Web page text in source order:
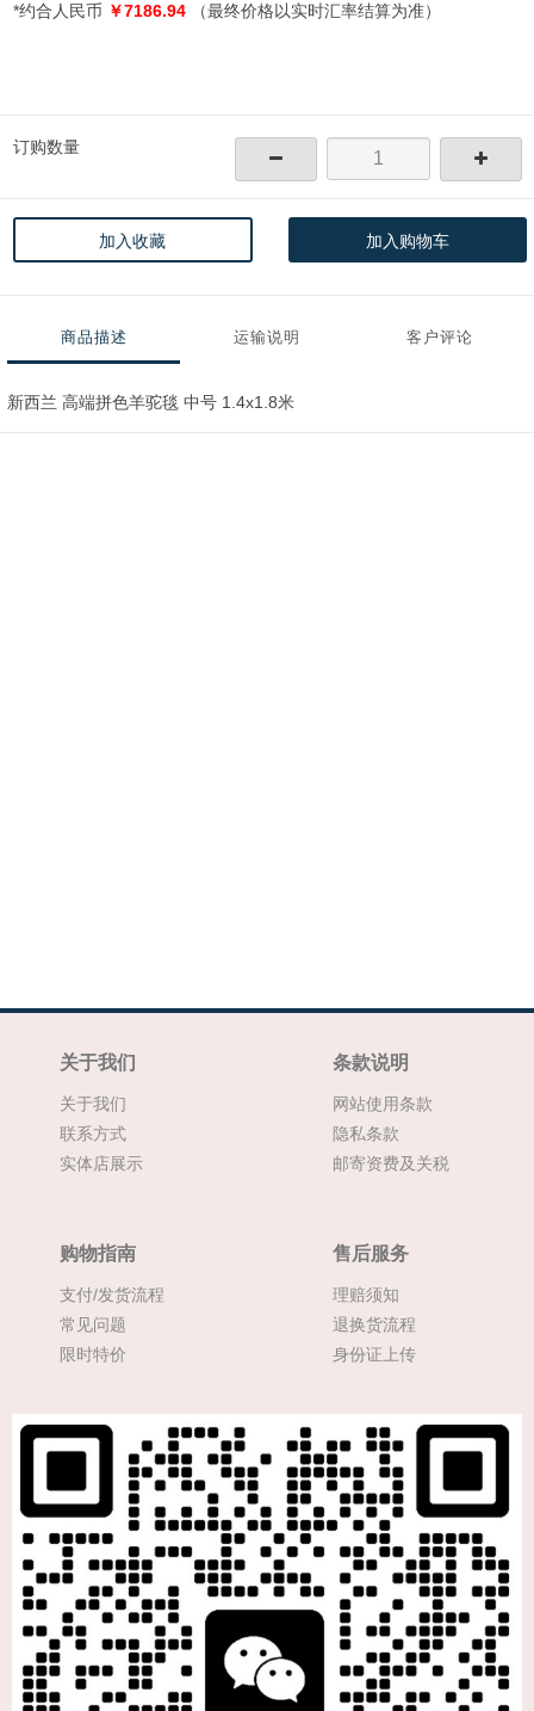
*约合人民币 ￥7186.94 （最终价格以实时汇率结算为准）
订购数量
加入收藏 加入购物车
商品描述 运输说明 客户评论
新西兰 高端拼色羊驼毯 中号 1.4x1.8米
关于我们
关于我们
联系方式
实体店展示
条款说明
网站使用条款
隐私条款
邮寄资费及关税
购物指南
支付/发货流程
常见问题
限时特价
售后服务
理赔须知
退换货流程
身份证上传